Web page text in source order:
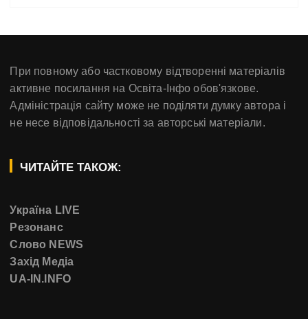
При повному або частковому відтворенні матеріалів
активне посилання на Освіта-Інфо обов'язкове.
Адміністрація сайту може не поділяти думку автора і
не несе відповідальності за авторські матеріали.
ЧИТАЙТЕ ТАКОЖ:
Україна LIVE
Резонанс
Слово NEWS
Захід Медіа
UA-IN.INFO